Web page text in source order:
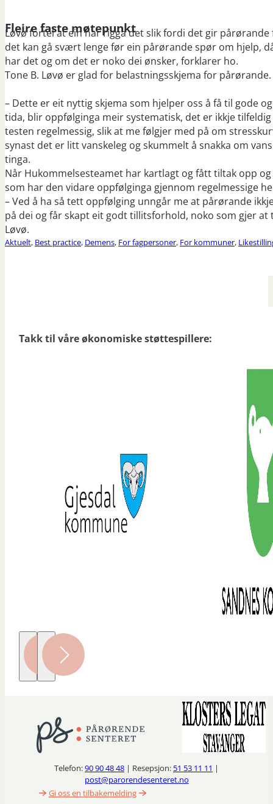
Fleire faste møtepunkt
Løvø fortel at ein har rigga det slik fordi det gir
det kan gå svært lenge før ein pårørande spør om hjelp,
har det og om det er noko dei ønsker, forklarer ho.
Tone B. Løvø er glad for belastningsskjema for pårørande.
– Dette er eit nyttig skjema som hjelper oss å få til gode
tida, blir oppfølginga meir systematisk, det er ikkje
testen regelmessig, slik at me følgjer med på om
synast det er litt vanskeleg og skummelt å snakka om
tinga.
Når Hukommelsesteamet har kartlagt og fått tiltak opp
som har den vidare oppfølginga gjennom regelmessige
– Ved å ha så tett oppfølging unngår me at pårørande
på dei og får skapt eit godt tillitsforhold, noko som gjer
Løvø.
Aktuelt, Best practice, Demens, For fagpersoner, For kommuner,
Takk til våre økonomiske støttespillere:
Telefon:90 90 48 48 | Resepsjon: 51 53 11 11 |
post@parorendesenteret.no
Gi oss en tilbakemelding